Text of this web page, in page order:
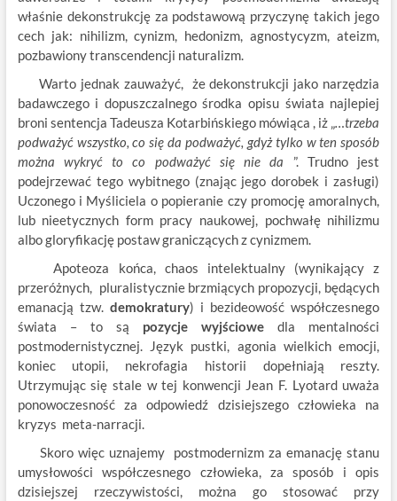
właśnie dekonstrukcję za podstawową przyczynę takich jego
cech jak: nihilizm, cynizm, hedonizm, agnostycyzm, ateizm,
pozbawiony transcendencji naturalizm.
Warto jednak zauważyć, że dekonstrukcji jako narzędzia
badawczego i dopuszczalnego środka opisu świata najlepiej
broni sentencja Tadeusza Kotarbińskiego mówiąca , iż „…trzeba
podważyć wszystko, co się da podważyć, gdyż tylko w ten sposób
można wykryć to co podważyć się nie da ”. Trudno jest
podejrzewać tego wybitnego (znając jego dorobek i zasługi)
Uczonego i Myśliciela o popieranie czy promocję amoralnych,
lub nieetycznych form pracy naukowej, pochwałę nihilizmu
albo gloryfikację postaw graniczących z cynizmem.
Apoteoza końca, chaos intelektualny (wynikający z
przeróżnych, pluralistycznie brzmiących propozycji, będących
emanacją tzw. demokratury) i bezideowość współczesnego
świata – to są pozycje wyjściowe dla mentalności
postmodernistycznej. Język pustki, agonia wielkich emocji,
koniec utopii, nekrofagia historii dopełniają reszty.
Utrzymując się stale w tej konwencji Jean F. Lyotard uważa
ponowoczesność za odpowiedź dzisiejszego człowieka na
kryzys meta-narracji.
Skoro więc uznajemy postmodernizm za emanację stanu
umysłowości współczesnego człowieka, za sposób i opis
dzisiejszej rzeczywistości, można go stosować przy